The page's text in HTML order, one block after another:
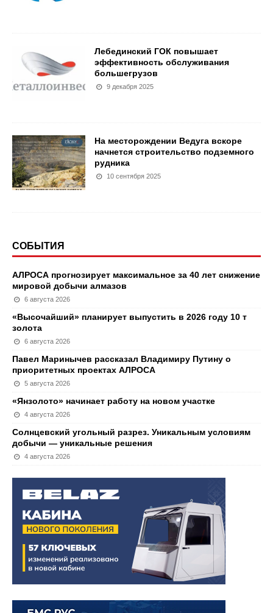
Лебединский ГОК повышает
эффективность обслуживания
большегрузов
9 декабря 2025
На месторождении Ведуга вскоре
начнется строительство подземного
рудника
10 сентября 2025
СОБЫТИЯ
АЛРОСА прогнозирует максимальное за 40 лет снижение
мировой добычи алмазов
6 августа 2026
«Высочайший» планирует выпустить в 2026 году 10 т
золота
6 августа 2026
Павел Маринычев рассказал Владимиру Путину о
приоритетных проектах АЛРОСА
5 августа 2026
«Янзолото» начинает работу на новом участке
4 августа 2026
Солнцевский угольный разрез. Уникальным условиям
добычи — уникальные решения
4 августа 2026